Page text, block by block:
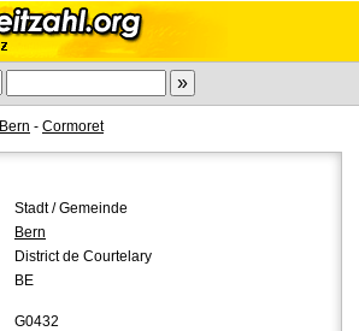
Bern - Cormoret
Stadt / Gemeinde
Bern
District de Courtelary
BE
G0432